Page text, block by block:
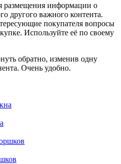
размещения информации о
другого важного контента.
покупателя вопросы
Используйте её по своему
обратно, изменив одну
Очень удобно.